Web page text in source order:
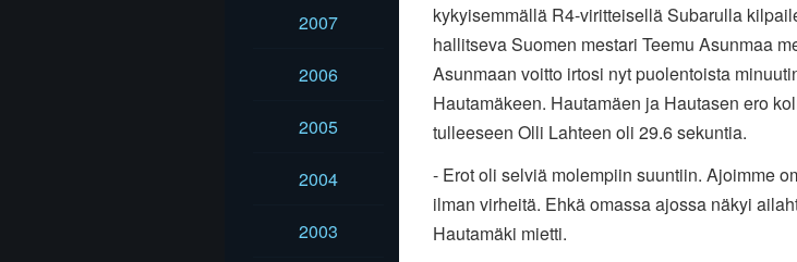
2007
2006
2005
2004
2003
kykyisemmällä R4-viritteisellä Subarulla
hallitseva Suomen mestari Teemu Asunmaa
Asunmaan voitto irtosi nyt puolentoista
Hautamäkeen. Hautamäen ja Hautasen ero
tulleeseen Olli Lahteen oli 29.6 sekuntia.
- Erot oli selviä molempiin suuntiin. Ajoimme
ilman virheitä. Ehkä omassa ajossa näkyi
Hautamäki mietti.